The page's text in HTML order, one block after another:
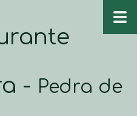
- Pedra de